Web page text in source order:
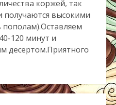
коржей, так
получаются высокими
пополам).Оставляем
120 минут и
десертом.Приятного